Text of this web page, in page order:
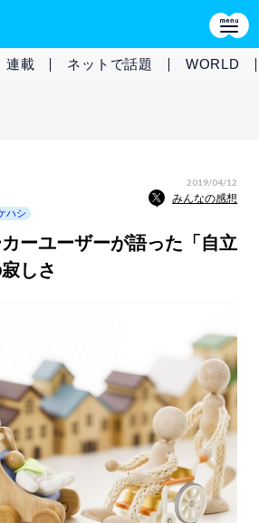
連載 ネットで話題 WORLD
2019/04/12
みんなの感想
ハシ
ーユーザーが語った「自立
しさ